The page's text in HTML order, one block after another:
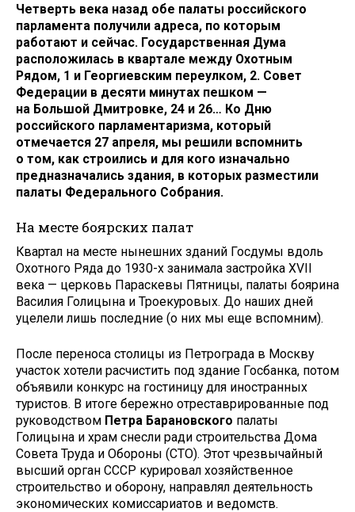
Четверть века назад обе палаты российского
парламента получили адреса, по которым
работают и сейчас. Государственная Дума
расположилась в квартале между Охотным
Рядом, 1 и Георгиевским переулком, 2. Совет
Федерации в десяти минутах пешком —
на Большой Дмитровке, 24 и 26… Ко Дню
российского парламентаризма, который
отмечается 27 апреля, мы решили вспомнить
о том, как строились и для кого изначально
предназначались здания, в которых разместили
палаты Федерального Собрания.
На месте боярских палат
Квартал на месте нынешних зданий Госдумы вдоль
Охотного Ряда до 1930-х занимала застройка XVII
века — церковь Параскевы Пятницы, палаты боярина
Василия Голицына и Троекуровых. До наших дней
уцелели лишь последние (о них мы еще вспомним).
После переноса столицы из Петрограда в Москву
участок хотели расчистить под здание Госбанка, потом
объявили конкурс на гостиницу для иностранных
туристов. В итоге бережно отреставрированные под
руководством Петра Барановского палаты
Голицына и храм снесли ради строительства Дома
Совета Труда и Обороны (СТО). Этот чрезвычайный
высший орган СССР курировал хозяйственное
строительство и оборону, направлял деятельность
экономических комиссариатов и ведомств.